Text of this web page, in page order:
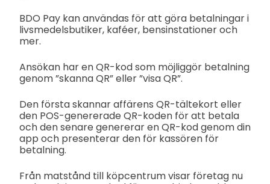
BDO Pay kan användas för att göra betalningar i
livsmedelsbutiker, kaféer, bensinstationer och
mer.
Ansökan har en QR-kod som möjliggör betalning
genom ”skanna QR” eller ”visa QR”.
Den första skannar affärens QR-tältekort eller
den POS-genererade QR-koden för att betala
och den senare genererar en QR-kod genom din
app och presenterar den för kassören för
betalning.
Från matstånd till köpcentrum visar företag nu